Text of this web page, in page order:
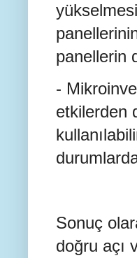
panellerin
-
etkilerden
Sonuç
doğru açı